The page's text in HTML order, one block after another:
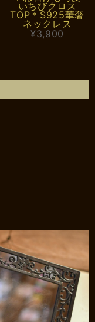
いちびクロス
TOP＊S925華奢
ネックレス
¥3,900